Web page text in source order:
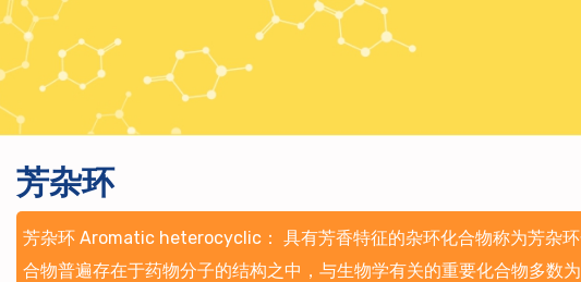
芳杂环
芳杂环 Aromatic heterocyclic： 具有芳香特征的杂环化合物称为芳杂
合物普遍存在于药物分子的结构之中，与生物学有关的重要化合物多数